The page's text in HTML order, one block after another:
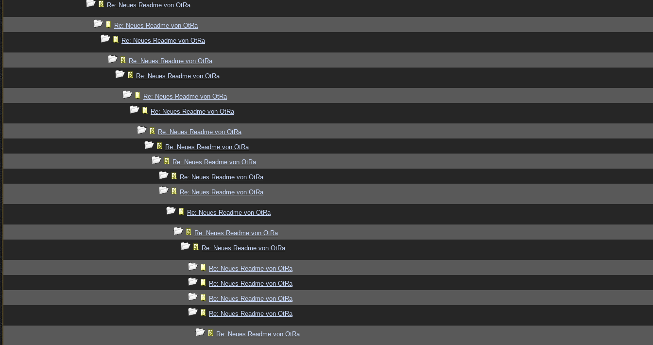
Re: Neues Readme von OtRa
Re: Neues Readme von OtRa
Re: Neues Readme von OtRa
Re: Neues Readme von OtRa
Re: Neues Readme von OtRa
Re: Neues Readme von OtRa
Re: Neues Readme von OtRa
Re: Neues Readme von OtRa
Re: Neues Readme von OtRa
Re: Neues Readme von OtRa
Re: Neues Readme von OtRa
Re: Neues Readme von OtRa
Re: Neues Readme von OtRa
Re: Neues Readme von OtRa
Re: Neues Readme von OtRa
Re: Neues Readme von OtRa
Re: Neues Readme von OtRa
Re: Neues Readme von OtRa
Re: Neues Readme von OtRa
Re: Neues Readme von OtRa